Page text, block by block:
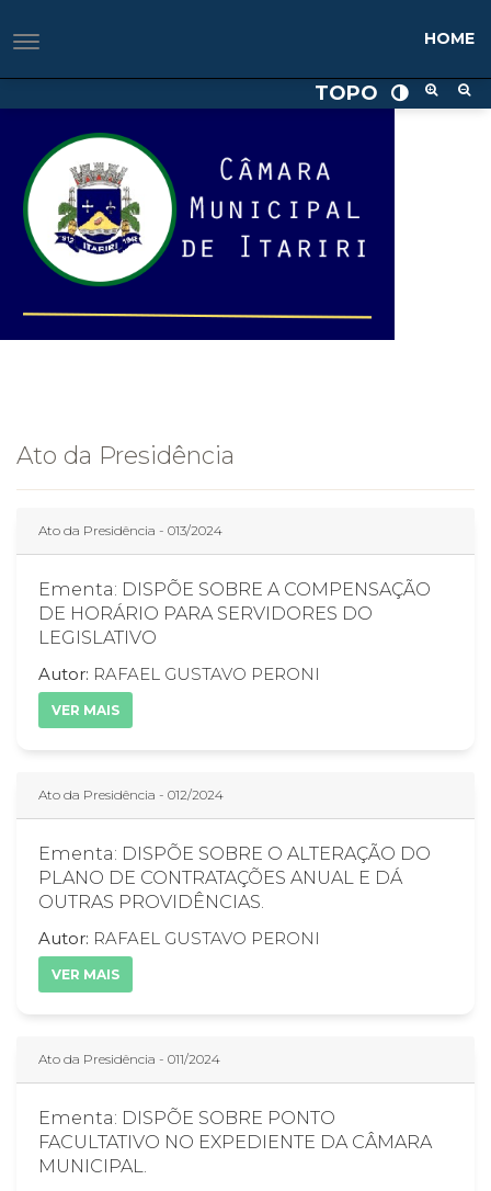
TOPO
HOME
Ato da Presidência
Ato da Presidência - 013/2024
Ementa: DISPÕE SOBRE A COMPENSAÇÃO
DE HORÁRIO PARA SERVIDORES DO
LEGISLATIVO
Autor: RAFAEL GUSTAVO PERONI
VER MAIS
Ato da Presidência - 012/2024
Ementa: DISPÕE SOBRE O ALTERAÇÃO DO
PLANO DE CONTRATAÇÕES ANUAL E DÁ
OUTRAS PROVIDÊNCIAS.
Autor: RAFAEL GUSTAVO PERONI
VER MAIS
Ato da Presidência - 011/2024
Ementa: DISPÕE SOBRE PONTO
FACULTATIVO NO EXPEDIENTE DA CÂMARA
MUNICIPAL.